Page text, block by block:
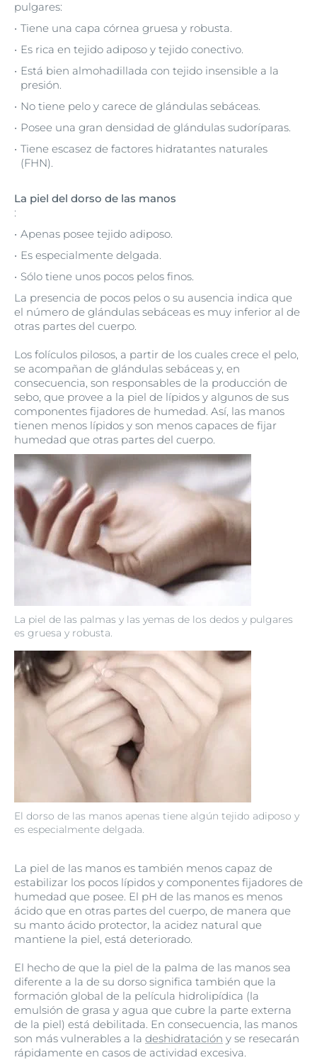
La piel de las palmas y las yemas de los dedos y pulgares
es gruesa y robusta.
El dorso de las manos apenas tiene algún tejido adiposo y
es especialmente delgada.
pulgares:
Tiene una capa córnea gruesa y robusta.
Es rica en tejido adiposo y tejido conectivo.
Está bien almohadillada con tejido insensible a la
presión.
No tiene pelo y carece de glándulas sebáceas.
Posee una gran densidad de glándulas sudoríparas.
Tiene escasez de factores hidratantes naturales
(FHN).
La piel del dorso de las manos
:
Apenas posee tejido adiposo.
Es especialmente delgada.
Sólo tiene unos pocos pelos finos.
La presencia de pocos pelos o su ausencia indica que
el número de glándulas sebáceas es muy inferior al de
otras partes del cuerpo.
Los folículos pilosos, a partir de los cuales crece el pelo,
se acompañan de glándulas sebáceas y, en
consecuencia, son responsables de la producción de
sebo, que provee a la piel de lípidos y algunos de sus
componentes fijadores de humedad. Así, las manos
tienen menos lípidos y son menos capaces de fijar
humedad que otras partes del cuerpo.
La piel de las manos es también menos capaz de
estabilizar los pocos lípidos y componentes fijadores de
humedad que posee. El pH de las manos es menos
ácido que en otras partes del cuerpo, de manera que
su manto ácido protector, la acidez natural que
mantiene la piel, está deteriorado.
El hecho de que la piel de la palma de las manos sea
diferente a la de su dorso significa también que la
formación global de la película hidrolipídica (la
emulsión de grasa y agua que cubre la parte externa
de la piel) está debilitada. En consecuencia, las manos
son más vulnerables a la deshidratación y se resecarán
rápidamente en casos de actividad excesiva.